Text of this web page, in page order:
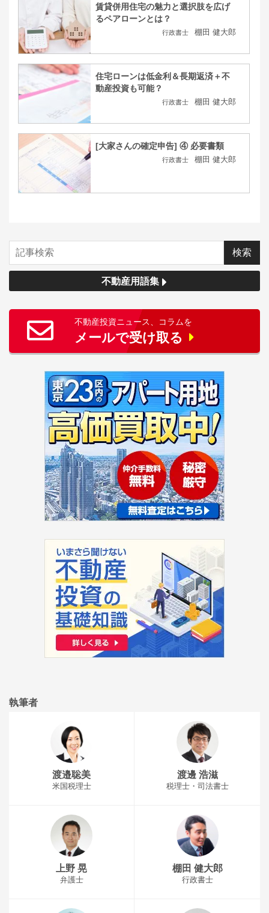
賃貸併用住宅の魅力と選択肢を広げ
るペアローンとは？
行政書士 棚田 健大郎
住宅ローンは低金利＆長期返済＋不
動産投資も可能？
行政書士 棚田 健大郎
[大家さんの確定申告] ④ 必要書類
行政書士 棚田 健大郎
不動産用語集
不動産投資ニュース、コラムを
メールで受け取る
執筆者
渡邉聡美
米国税理士
渡邊 浩滋
税理士・司法書士
上野 晃
弁護士
棚田 健大郎
行政書士